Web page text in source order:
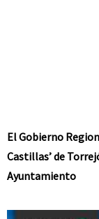
El Gobierno
Castillas’ de
Ayuntamiento